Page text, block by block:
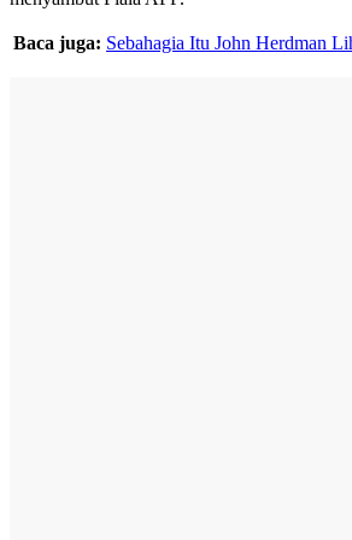
Baca juga: Sebahagia Itu John Herdman